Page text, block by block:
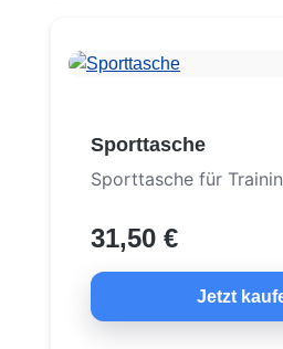
Sporttasche
Sporttasche für
31,50 €
Jetzt